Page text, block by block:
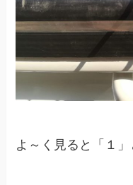
よ～く見ると「１